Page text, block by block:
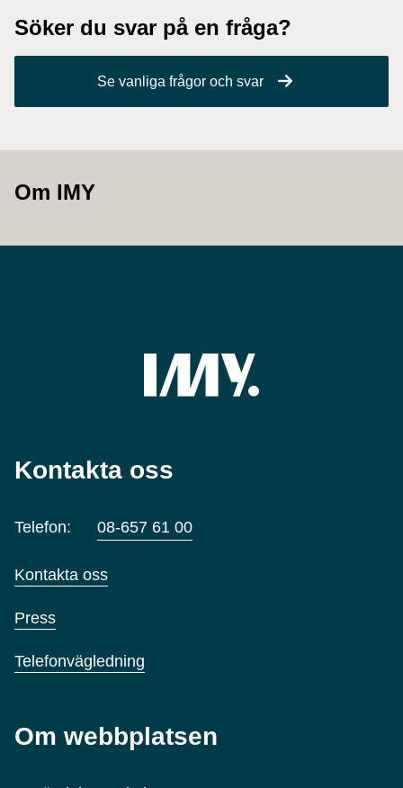
Söker du svar på en fråga?
Se vanliga frågor och svar
Om IMY
Kontakta oss
Telefon: 08-657 61 00
Kontakta oss
Press
Telefonvägledning
Om webbplatsen